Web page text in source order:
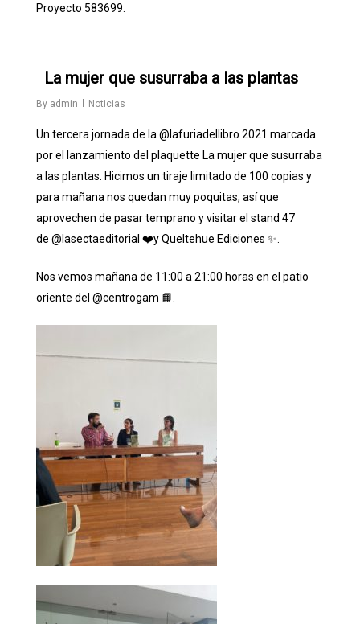
Proyecto 583699.
La mujer que susurraba a las plantas
By admin Noticias
Un tercera jornada de la @lafuriadellibro 2021 marcada
por el lanzamiento del plaquette La mujer que susurraba
a las plantas. Hicimos un tiraje limitado de 100 copias y
para mañana nos quedan muy poquitas, así que
aprovechen de pasar temprano y visitar el stand 47
de @lasectaeditorial ❤️y Queltehue Ediciones ✨.
Nos vemos mañana de 11:00 a 21:00 horas en el patio
oriente del @centrogam 📙.